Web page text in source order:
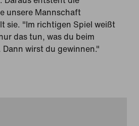
unsere Mannschaft
sie. "Im richtigen Spiel weißt
das tun, was du beim
wirst du gewinnen."